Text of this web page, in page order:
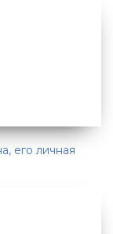
его личная